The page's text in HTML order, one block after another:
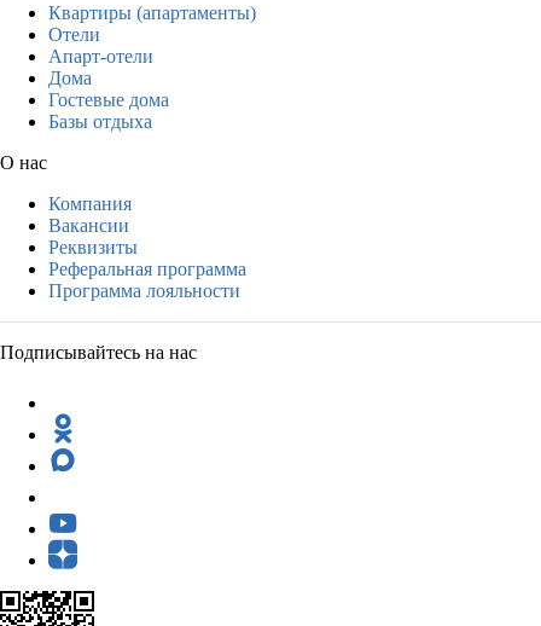
Квартиры (апартаменты)
Отели
Апарт-отели
Дома
Гостевые дома
Базы отдыха
О нас
Компания
Вакансии
Реквизиты
Реферальная программа
Программа лояльности
Подписывайтесь на нас